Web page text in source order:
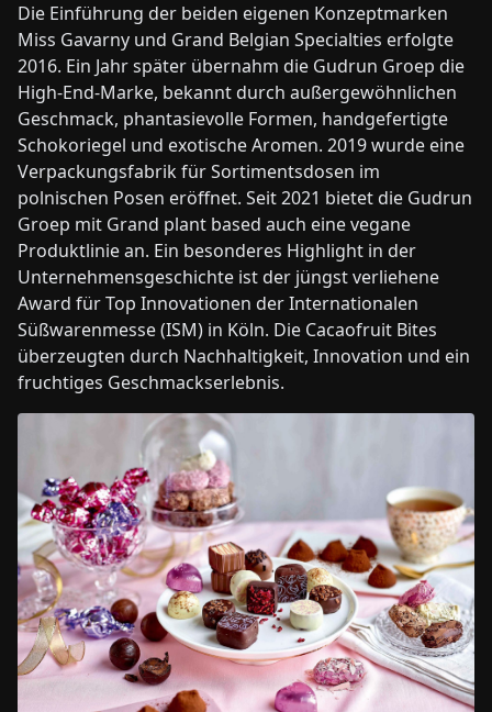
Die Einführung der beiden eigenen Konzeptmarken
Miss Gavarny und Grand Belgian Specialties erfolgte
2016. Ein Jahr später übernahm die Gudrun Groep die
High-End-Marke, bekannt durch außergewöhnlichen
Geschmack, phantasievolle Formen, handgefertigte
Schokoriegel und exotische Aromen. 2019 wurde eine
Verpackungsfabrik für Sortimentsdosen im
polnischen Posen eröffnet. Seit 2021 bietet die Gudrun
Groep mit Grand plant based auch eine vegane
Produktlinie an. Ein besonderes Highlight in der
Unternehmensgeschichte ist der jüngst verliehene
Award für Top Innovationen der Internationalen
Süßwarenmesse (ISM) in Köln. Die Cacaofruit Bites
überzeugten durch Nachhaltigkeit, Innovation und ein
fruchtiges Geschmackserlebnis.